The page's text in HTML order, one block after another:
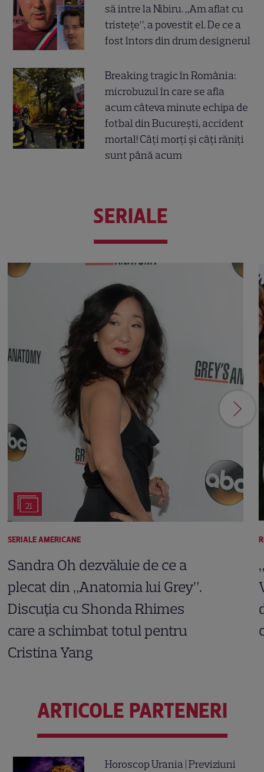
să intre la Nibiru. „Am aflat cu
tristețe”, a povestit el. De ce a
fost întors din drum designerul
Breaking tragic în România:
microbuzul în care se afla
acum câteva minute echipa de
fotbal din București, accident
mortal! Câți morți și câți răniți
sunt până acum
SERIALE
21
SERIALE AMERICANE
Sandra Oh dezvăluie de ce a
plecat din „Anatomia lui Grey”.
Discuția cu Shonda Rhimes
care a schimbat totul pentru
Cristina Yang
ARTICOLE PARTENERI
Horoscop Urania | Previziuni